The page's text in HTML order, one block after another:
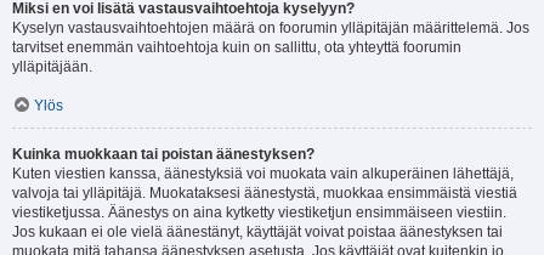
Miksi en voi lisätä vastausvaihtoehtoja kyselyyn?
Kyselyn vastausvaihtoehtojen määrä on foorumin ylläpitäjän määrittelemä. Jos
tarvitset enemmän vaihtoehtoja kuin on sallittu, ota yhteyttä foorumin
ylläpitäjään.
Ylös
Kuinka muokkaan tai poistan äänestyksen?
Kuten viestien kanssa, äänestyksiä voi muokata vain alkuperäinen lähettäjä,
valvoja tai ylläpitäjä. Muokataksesi äänestystä, muokkaa ensimmäistä viestiä
viestiketjussa. Äänestys on aina kytketty viestiketjun ensimmäiseen viestiin.
Jos kukaan ei ole vielä äänestänyt, käyttäjät voivat poistaa äänestyksen tai
muokata mitä tahansa äänestyksen asetusta. Jos käyttäjät ovat kuitenkin jo